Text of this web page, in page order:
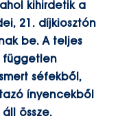
kihirdetik a
21. díjkiosztón
be. A teljes
független
séfekből,
ínyencekből
össze.